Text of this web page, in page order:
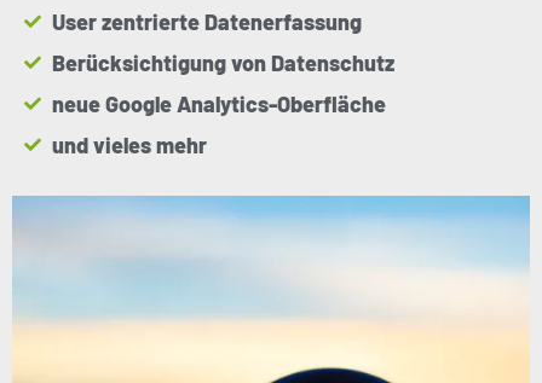
User zentrierte Datenerfassung
Berücksichtigung von Datenschutz
neue Google Analytics-Oberfläche
und vieles mehr